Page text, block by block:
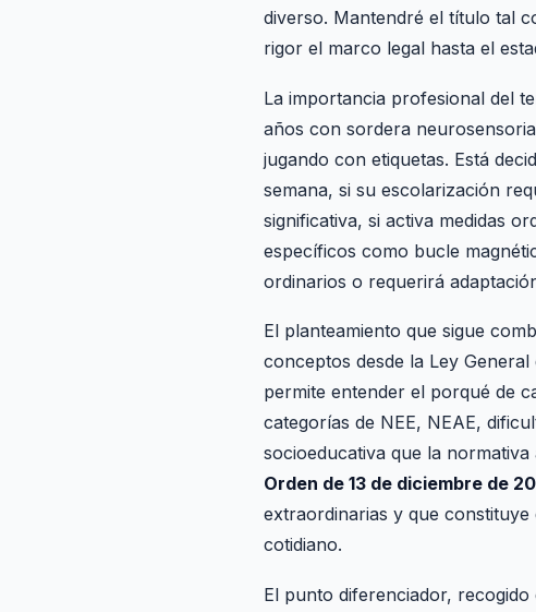
diverso. Mantendré el título tal
rigor el marco legal hasta el
La importancia profesional del
años con sordera
jugando con etiquetas. Está
semana, si su escolarización
significativa, si activa medidas
específicos como bucle
ordinarios o requerirá
El planteamiento que sigue
conceptos desde la Ley
permite entender el porqué de
categorías de NEE, NEAE,
socioeducativa que la
Orden de 13 de diciembre de
extraordinarias y que
cotidiano.
El punto diferenciador,